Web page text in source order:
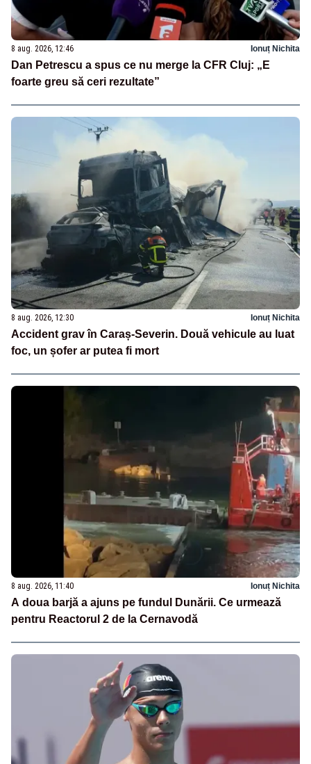
8 aug. 2026, 12:46 Ionuț Nichita
Dan Petrescu a spus ce nu merge la CFR Cluj: „E
foarte greu să ceri rezultate”
8 aug. 2026, 12:30 Ionuț Nichita
Accident grav în Caraș-Severin. Două vehicule au luat
foc, un șofer ar putea fi mort
8 aug. 2026, 11:40 Ionuț Nichita
A doua barjă a ajuns pe fundul Dunării. Ce urmează
pentru Reactorul 2 de la Cernavodă